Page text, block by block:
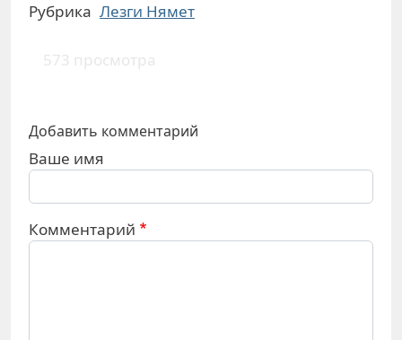
Рубрика Лезги Нямет
573 просмотра
Добавить комментарий
Ваше имя
Комментарий